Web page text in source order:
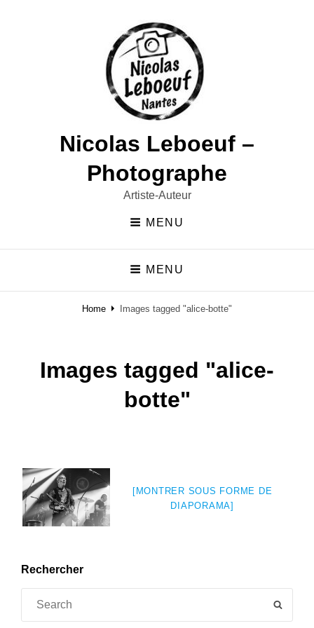
Nicolas Leboeuf –
Photographe
Artiste-Auteur
MENU
MENU
Home Images tagged "alice-botte"
Images tagged "alice-
botte"
[MONTRER SOUS FORME DE
DIAPORAMA]
Rechercher